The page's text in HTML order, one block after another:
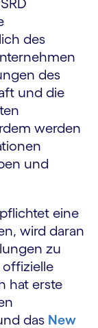
des
des
und die
werden
und
eine
wird daran
zu
offizielle
hat erste
das New